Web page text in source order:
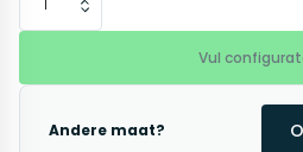
Vul
Andere maat?